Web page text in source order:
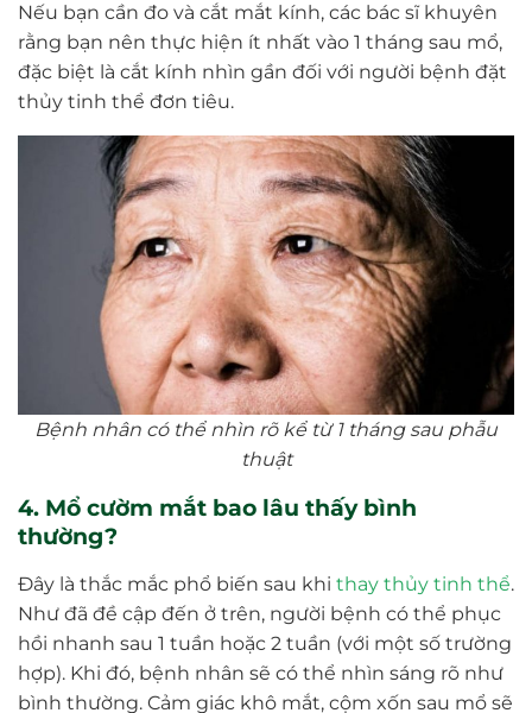
Nếu bạn cần đo và cắt mắt kính, các bác sĩ khuyên
rằng bạn nên thực hiện ít nhất vào 1 tháng sau mổ,
đặc biệt là cắt kính nhìn gần đối với người bệnh đặt
thủy tinh thể đơn tiêu.
Bệnh nhân có thể nhìn rõ kể từ 1 tháng sau phẫu
thuật
4. Mổ cườm mắt bao lâu thấy bình
thường?
Đây là thắc mắc phổ biến sau khi thay thủy tinh thể.
Như đã đề cập đến ở trên, người bệnh có thể phục
hồi nhanh sau 1 tuần hoặc 2 tuần (với một số trường
hợp). Khi đó, bệnh nhân sẽ có thể nhìn sáng rõ như
bình thường. Cảm giác khô mắt, cộm xốn sau mổ sẽ